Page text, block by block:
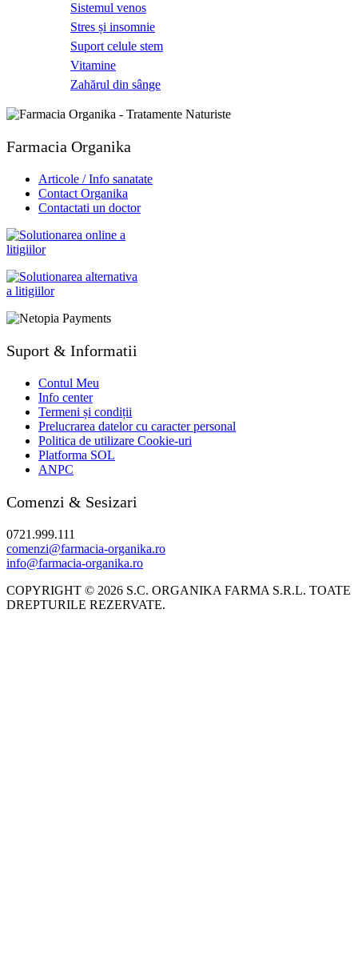
Sistemul venos
Stres și insomnie
Suport celule stem
Vitamine
Zahărul din sânge
Farmacia Organika
Articole / Info sanatate
Contact Organika
Contactati un doctor
Suport & Informatii
Contul Meu
Info center
Termeni și condiții
Prelucrarea datelor cu caracter personal
Politica de utilizare Cookie-uri
Platforma SOL
ANPC
Comenzi & Sesizari
0721.999.111
comenzi@farmacia-organika.ro
info@farmacia-organika.ro
COPYRIGHT © 2026 S.C. ORGANIKA FARMA S.R.L. TOATE
DREPTURILE REZERVATE.